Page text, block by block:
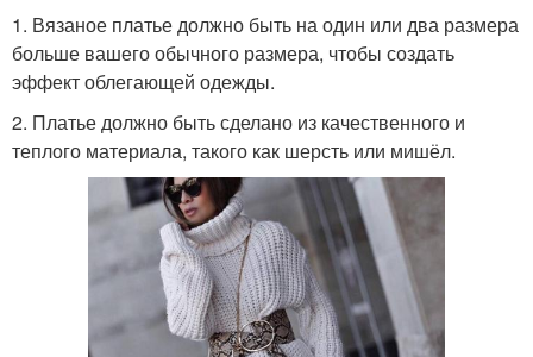
1. Вязаное платье должно быть на один или два размера
больше вашего обычного размера, чтобы создать
эффект облегающей одежды.
2. Платье должно быть сделано из качественного и
теплого материала, такого как шерсть или мишёл.